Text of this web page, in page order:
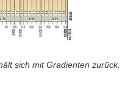
sich mit Gradienten zurück.